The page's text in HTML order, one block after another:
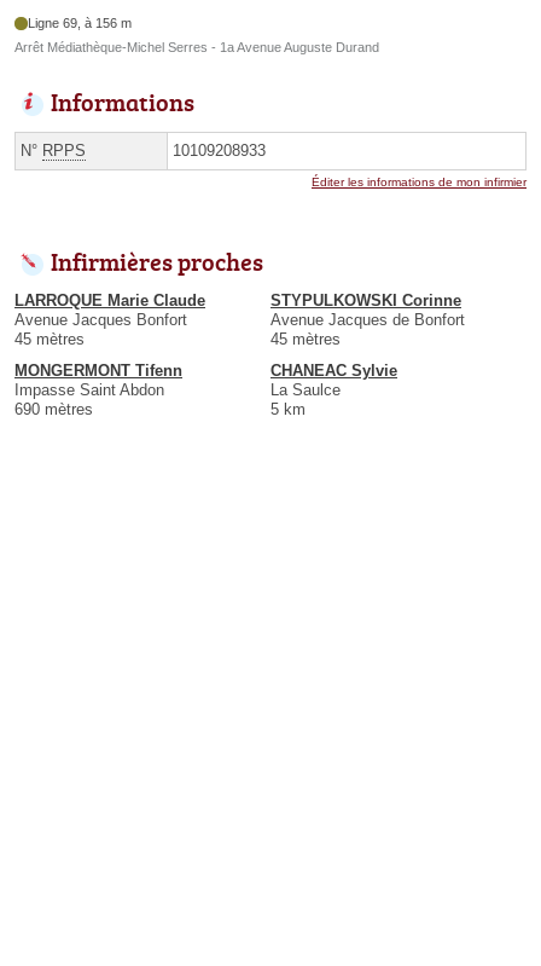
Ligne 69, à 156 m
Arrêt Médiathèque-Michel Serres - 1a Avenue Auguste Durand
Informations
N° RPPS 10109208933
Éditer les informations de mon infirmier
Infirmières proches
LARROQUE Marie Claude
Avenue Jacques Bonfort
45 mètres
STYPULKOWSKI Corinne
Avenue Jacques de Bonfort
45 mètres
MONGERMONT Tifenn
Impasse Saint Abdon
690 mètres
CHANEAC Sylvie
La Saulce
5 km